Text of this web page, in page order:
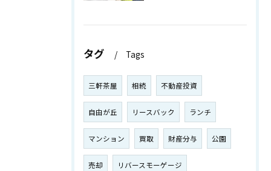
タグ Tags
三軒茶屋 相続 不動産投資
自由が丘 リースバック ランチ
マンション 買取 財産分与 公園
売却 リバースモーゲージ